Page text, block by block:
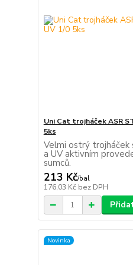
Uni Cat trojháček ASR
5ks
Velmi ostrý
a UV aktivním
sumců.
213 Kč/bal
176,03 Kč bez DPH
Novinka